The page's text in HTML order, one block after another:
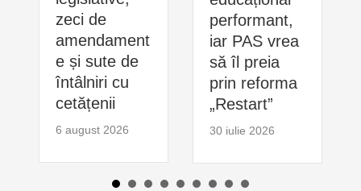
zeci de
amendament
e și sute de
întâlniri cu
cetățenii
6 august 2026
performant,
iar PAS vrea
să îl preia
prin reforma
„Restart”
30 iulie 2026